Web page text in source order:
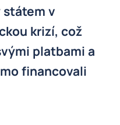
státem v
krizí, což
platbami a
financovali